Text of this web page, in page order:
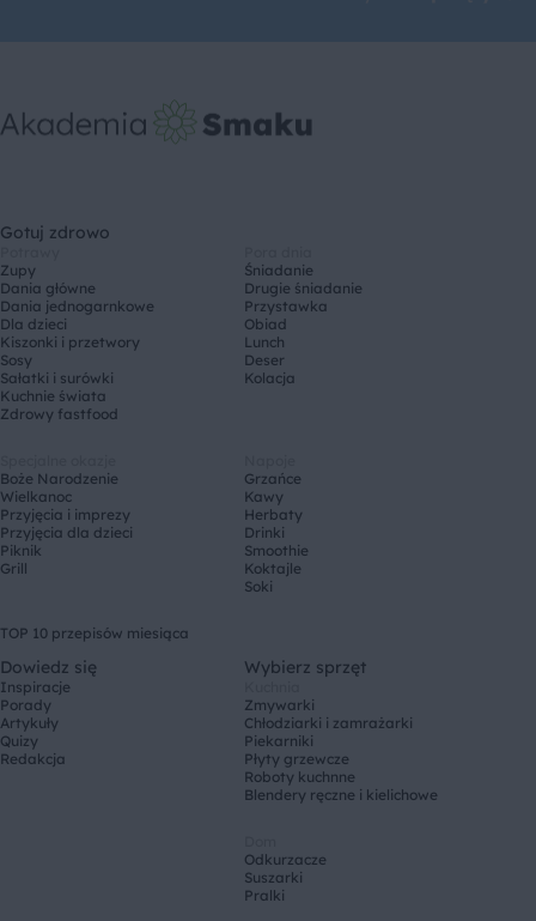
Gotuj zdrowo
Zupy
Dania główne
Dania jednogarnkowe
Dla dzieci
Kiszonki i przetwory
Sosy
Sałatki i surówki
Kuchnie świata
Zdrowy fastfood
Śniadanie
Drugie śniadanie
Przystawka
Obiad
Lunch
Deser
Kolacja
Boże Narodzenie
Wielkanoc
Przyjęcia i imprezy
Przyjęcia dla dzieci
Piknik
Grill
Grzańce
Kawy
Herbaty
Drinki
Smoothie
Koktajle
Soki
TOP 10 przepisów miesiąca
Dowiedz się
Inspiracje
Porady
Artykuły
Quizy
Redakcja
Wybierz sprzęt
Zmywarki
Chłodziarki i zamrażarki
Piekarniki
Płyty grzewcze
Roboty kuchnne
Blendery ręczne i kielichowe
Odkurzacze
Suszarki
Pralki